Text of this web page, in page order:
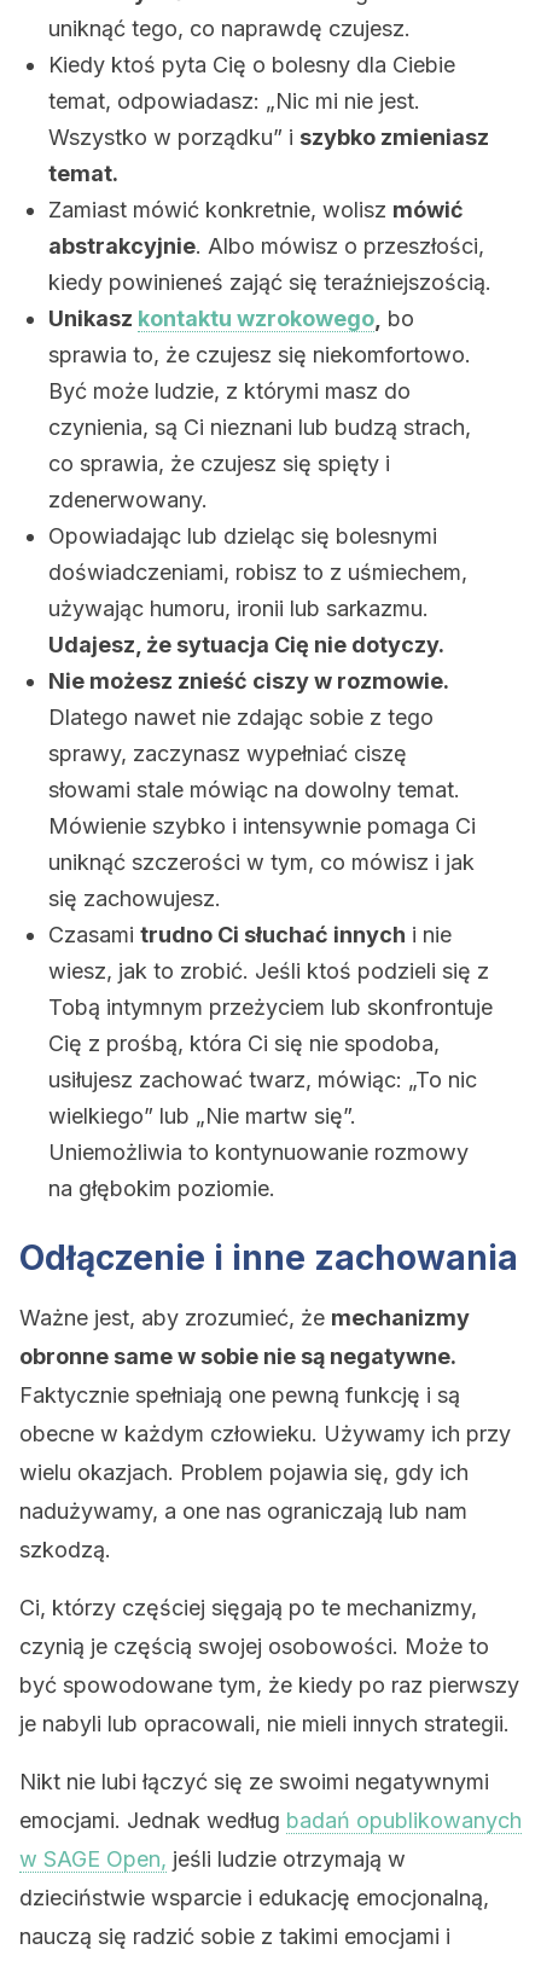
uniknąć tego, co naprawdę czujesz.
Kiedy ktoś pyta Cię o bolesny dla Ciebie
temat, odpowiadasz: „Nic mi nie jest.
Wszystko w porządku” i szybko zmieniasz
temat.
Zamiast mówić konkretnie, wolisz mówić
abstrakcyjnie. Albo mówisz o przeszłości,
kiedy powinieneś zająć się teraźniejszością.
Unikasz kontaktu wzrokowego bo
sprawia to, że czujesz się niekomfortowo.
Być może ludzie, z którymi masz do
czynienia, są Ci nieznani lub budzą strach,
co sprawia, że czujesz się spięty i
zdenerwowany.
Opowiadając lub dzieląc się bolesnymi
doświadczeniami, robisz to z uśmiechem,
używając humoru, ironii lub sarkazmu.
Udajesz, że sytuacja Cię nie dotyczy.
Nie możesz znieść ciszy w rozmowie.
Dlatego nawet nie zdając sobie z tego
sprawy, zaczynasz wypełniać ciszę
słowami stale mówiąc na dowolny temat.
Mówienie szybko i intensywnie pomaga Ci
uniknąć szczerości w tym, co mówisz i jak
się zachowujesz.
Czasami trudno Ci słuchać innych i nie
wiesz, jak to zrobić. Jeśli ktoś podzieli się z
Tobą intymnym przeżyciem lub skonfrontuje
Cię z prośbą, która Ci się nie spodoba,
usiłujesz zachować twarz, mówiąc: „To nic
wielkiego” lub „Nie martw się”.
Uniemożliwia to kontynuowanie rozmowy
na głębokim poziomie.
Odłączenie i inne zachowania
Ważne jest, aby zrozumieć, że mechanizmy
obronne same w sobie nie są negatywne.
Faktycznie spełniają one pewną funkcję i są
obecne w każdym człowieku. Używamy ich przy
wielu okazjach. Problem pojawia się, gdy ich
nadużywamy, a one nas ograniczają lub nam
szkodzą.
Ci, którzy częściej sięgają po te mechanizmy,
czynią je częścią swojej osobowości. Może to
być spowodowane tym, że kiedy po raz pierwszy
je nabyli lub opracowali, nie mieli innych strategii.
Nikt nie lubi łączyć się ze swoimi negatywnymi
emocjami. Jednak według badań opublikowanych
w SAGE Open, jeśli ludzie otrzymają w
dzieciństwie wsparcie i edukację emocjonalną,
nauczą się radzić sobie z takimi emocjami i